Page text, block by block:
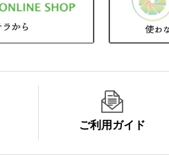
ご利用ガイド